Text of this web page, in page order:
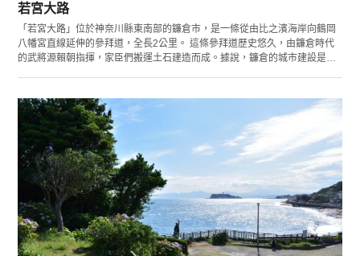
若宮大路
「若宮大路」位於神奈川縣東南部的鐮倉市，是一條從由比之濱海岸向鶴岡
八幡宮直線延伸的參拜道，全長2公里。 這條參拜道歷史悠久，由鐮倉時代
的武將源賴朝指揮，家臣們搬運土石建造而成。據說，鐮倉的城市建設是以
宮入口之間的三個大型鳥居是一大亮點。從第二個鳥居延續的參拜道路叫做
「段葛」，其特點是道路中間堆積著一段高起來的葛石。這種看上去在道路
上又鋪置一層道路的工法也被稱為「置石」，由於其構造罕見，被指定為國
家歷史遺址。 若宮大路也是著名的賞櫻名地。到了春天，參拜道會被櫻花形
成的穹頂覆蓋，彷彿形成一條櫻花隧道。對於那些想要避免擁擠的人來說，
向由比之濱方向步行就可到達的若宮大路公園是不二之選，它在鐮倉這裡也
是鮮有人知的賞花地點，可以欣賞到櫻花和杜鵑花。